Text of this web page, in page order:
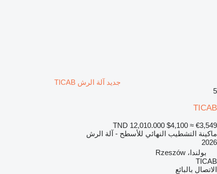
جديد آلة الرش TICAB
5
TICAB
TND 12,010.000 $4,100 ≈ €3,549
ماكينة التشطيب النهائي للأسطح - آلة الرش
2026
بولندا، Rzeszów
TICAB
الاتصال بالبائع